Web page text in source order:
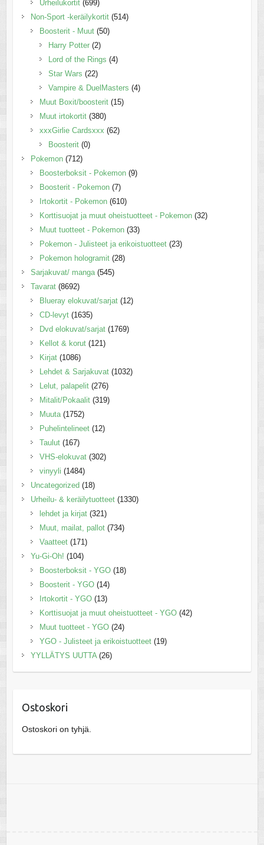
Urheilukortit (699)
Non-Sport -keräilykortit (514)
Boosterit - Muut (50)
Harry Potter (2)
Lord of the Rings (4)
Star Wars (22)
Vampire & DuelMasters (4)
Muut Boxit/boosterit (15)
Muut irtokortit (380)
xxxGirlie Cardsxxx (62)
Boosterit (0)
Pokemon (712)
Boosterboksit - Pokemon (9)
Boosterit - Pokemon (7)
Irtokortit - Pokemon (610)
Korttisuojat ja muut oheistuotteet - Pokemon (32)
Muut tuotteet - Pokemon (33)
Pokemon - Julisteet ja erikoistuotteet (23)
Pokemon hologramit (28)
Sarjakuvat/ manga (545)
Tavarat (8692)
Blueray elokuvat/sarjat (12)
CD-levyt (1635)
Dvd elokuvat/sarjat (1769)
Kellot & korut (121)
Kirjat (1086)
Lehdet & Sarjakuvat (1032)
Lelut, palapelit (276)
Mitalit/Pokaalit (319)
Muuta (1752)
Puhelintelineet (12)
Taulut (167)
VHS-elokuvat (302)
vinyyli (1484)
Uncategorized (18)
Urheilu- & keräilytuotteet (1330)
lehdet ja kirjat (321)
Muut, mailat, pallot (734)
Vaatteet (171)
Yu-Gi-Oh! (104)
Boosterboksit - YGO (18)
Boosterit - YGO (14)
Irtokortit - YGO (13)
Korttisuojat ja muut oheistuotteet - YGO (42)
Muut tuotteet - YGO (24)
YGO - Julisteet ja erikoistuotteet (19)
YYLLÄTYS UUTTA (26)
Ostoskori
Ostoskori on tyhjä.